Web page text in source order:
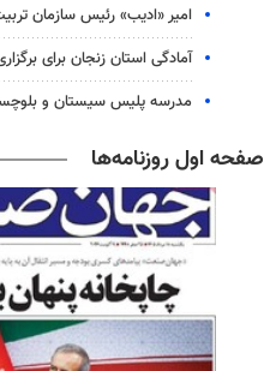
امیر «ادیب» رئیس سازمان
آمادگی استان زنجان برای
مدرسه پلیس سیستان و
صفحه اول روزنامه‌ها